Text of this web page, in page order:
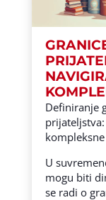
Definiranje
U
mogu biti
se radi o